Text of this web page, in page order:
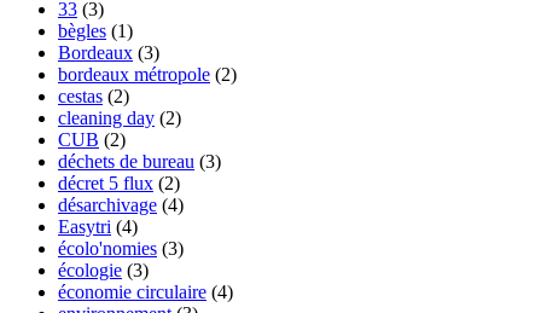
33 (3)
bègles (1)
Bordeaux (3)
bordeaux métropole (2)
cestas (2)
cleaning day (2)
CUB (2)
déchets de bureau (3)
décret 5 flux (2)
désarchivage (4)
Easytri (4)
écolo'nomies (3)
écologie (3)
économie circulaire (4)